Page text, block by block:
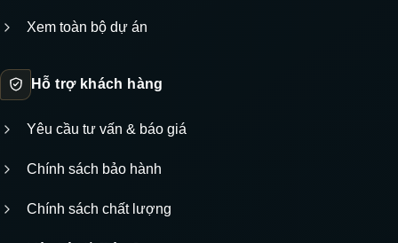
Xem toàn bộ dự án
Hỗ trợ khách hàng
Yêu cầu tư vấn & báo giá
Chính sách bảo hành
Chính sách chất lượng